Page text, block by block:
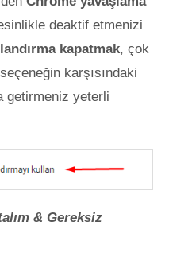
deaktif etmenizi
kapatmak, çok
karşısındaki
getirmeniz yeterli
& Gereksiz